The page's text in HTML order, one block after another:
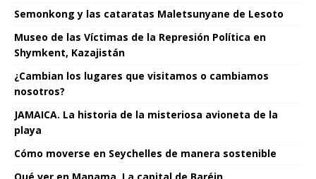
Semonkong y las cataratas Maletsunyane de Lesoto
Museo de las Víctimas de la Represión Política en
Shymkent, Kazajistán
¿Cambian los lugares que visitamos o cambiamos
nosotros?
JAMAICA. La historia de la misteriosa avioneta de la
playa
Cómo moverse en Seychelles de manera sostenible